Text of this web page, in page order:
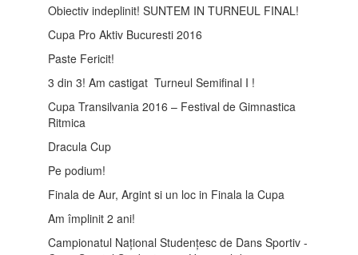
Obiectiv indeplinit! SUNTEM IN TURNEUL FINAL!
Cupa Pro Aktiv Bucuresti 2016
Paste Fericit!
3 din 3! Am castigat Turneul Semifinal I !
Cupa Transilvania 2016 – Festival de Gimnastica
Ritmica
Dracula Cup
Pe podium!
Finala de Aur, Argint si un loc in Finala la Cupa
Am împlinit 2 ani!
Campionatul Național Studențesc de Dans Sportiv -